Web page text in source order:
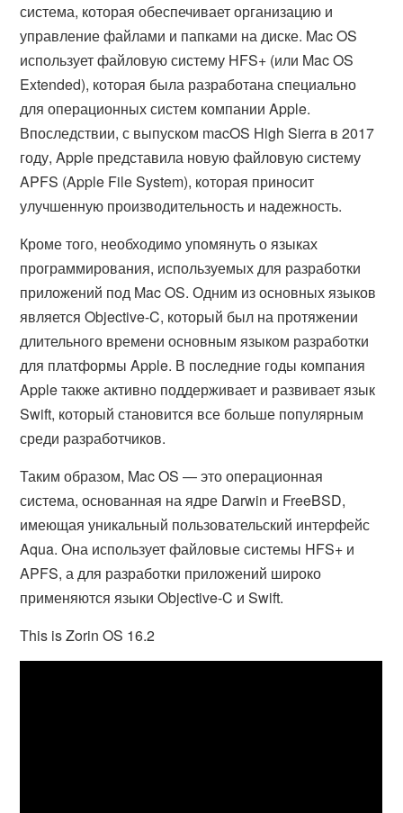
система, которая обеспечивает организацию и
управление файлами и папками на диске. Mac OS
использует файловую систему HFS+ (или Mac OS
Extended), которая была разработана специально
для операционных систем компании Apple.
Впоследствии, с выпуском macOS High Sierra в 2017
году, Apple представила новую файловую систему
APFS (Apple File System), которая приносит
улучшенную производительность и надежность.
Кроме того, необходимо упомянуть о языках
программирования, используемых для разработки
приложений под Mac OS. Одним из основных языков
является Objective-C, который был на протяжении
длительного времени основным языком разработки
для платформы Apple. В последние годы компания
Apple также активно поддерживает и развивает язык
Swift, который становится все больше популярным
среди разработчиков.
Таким образом, Mac OS — это операционная
система, основанная на ядре Darwin и FreeBSD,
имеющая уникальный пользовательский интерфейс
Aqua. Она использует файловые системы HFS+ и
APFS, а для разработки приложений широко
применяются языки Objective-C и Swift.
This is Zorin OS 16.2